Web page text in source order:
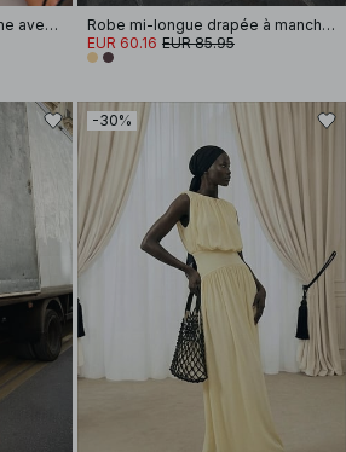
Robe longue en mousseline avec écharpe effet cascade
Robe mi-longue drapée à manches longues et dos ouvert
EUR 60.16 EUR 85.95
-30%